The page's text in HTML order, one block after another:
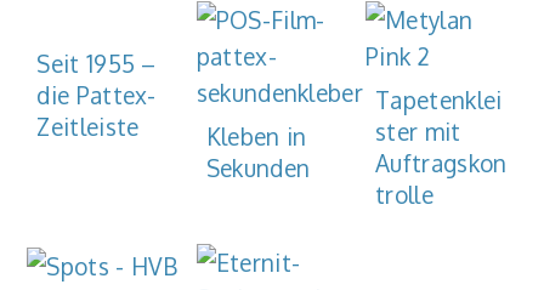
Seit 1955 –
die Pattex-
Zeitleiste
Kleben in
Sekunden
Tapetenklei
ster mit
Auftragskon
trolle